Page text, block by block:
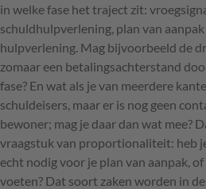
in welke fase het traject zit:
schuldhulpverlening, plan van
hulpverlening. Mag bijvoorbeeld de
zomaar een betalingsachterstand
fase? En wat als je van meerdere
schuldeisers, maar er is nog geen
bewoner; mag je daar dan wat mee?
vraagstuk van proportionaliteit: heb
echt nodig voor je plan van aanpak,
voeten? Dat soort zaken worden in